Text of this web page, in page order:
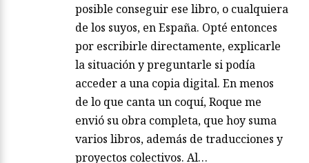
posible conseguir ese libro, o cualquiera
de los suyos, en España. Opté entonces
por escribirle directamente, explicarle
la situación y preguntarle si podía
acceder a una copia digital. En menos
de lo que canta un coquí, Roque me
envió su obra completa, que hoy suma
varios libros, además de traducciones y
proyectos colectivos. Al…